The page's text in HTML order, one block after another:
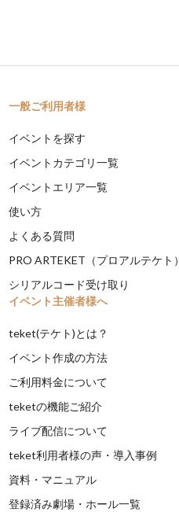
一般ご利用者様
イベントを探す
イベントカテゴリ一覧
イベントエリア一覧
使い方
よくある質問
PRO ARTEKET（プロアルテケト）
シリアルコード受け取り
イベント主催者様へ
teket(テケト)とは？
イベント作成の方法
ご利用料金について
teketの機能ご紹介
ライブ配信について
teket利用者様の声・導入事例
資料・マニュアル
登録済み劇場・ホール一覧